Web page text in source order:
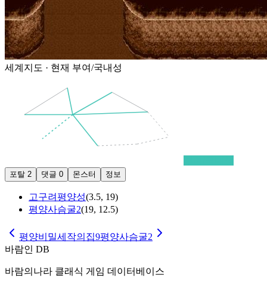
세계지도 · 현재 부여/국내성
포탈 2 댓글 0 몬스터 정보
고구려평양성(3.5, 19)
평양사슴굴2(19, 12.5)
평양비밀세작의집9평양사슴굴2
바람인 DB
바람의나라 클래식 게임 데이터베이스